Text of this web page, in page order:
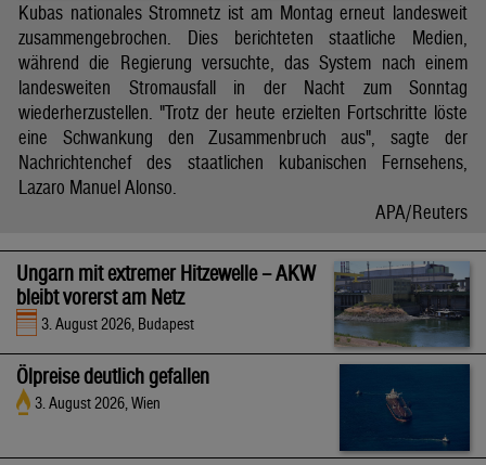
Kubas nationales Stromnetz ist am Montag erneut landesweit
zusammengebrochen. Dies berichteten staatliche Medien,
während die Regierung versuchte, das System nach einem
landesweiten Stromausfall in der Nacht zum Sonntag
wiederherzustellen. "Trotz der heute erzielten Fortschritte löste
eine Schwankung den Zusammenbruch aus", sagte der
Nachrichtenchef des staatlichen kubanischen Fernsehens,
Lazaro Manuel Alonso.
APA/Reuters
Ungarn mit extremer Hitzewelle – AKW
bleibt vorerst am Netz
3. August 2026, Budapest
Ölpreise deutlich gefallen
3. August 2026, Wien